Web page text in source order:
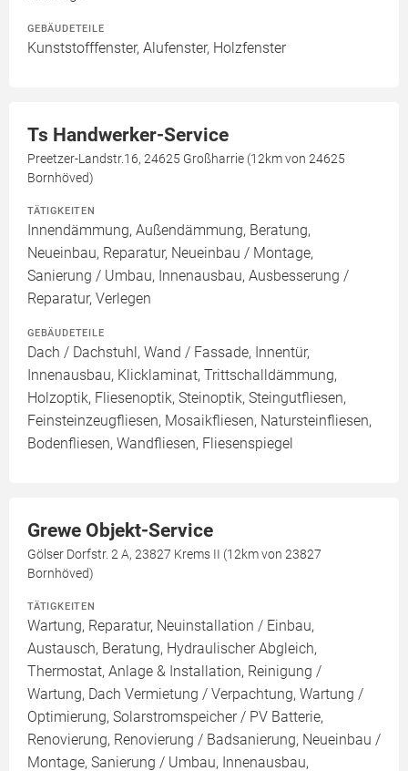
GEBÄUDETEILE
Kunststofffenster, Alufenster, Holzfenster
Ts Handwerker-Service
Preetzer-Landstr.16, 24625 Großharrie (12km von 24625
Bornhöved)
TÄTIGKEITEN
Innendämmung, Außendämmung, Beratung,
Neueinbau, Reparatur, Neueinbau / Montage,
Sanierung / Umbau, Innenausbau, Ausbesserung /
Reparatur, Verlegen
GEBÄUDETEILE
Dach / Dachstuhl, Wand / Fassade, Innentür,
Innenausbau, Klicklaminat, Trittschalldämmung,
Holzoptik, Fliesenoptik, Steinoptik, Steingutfliesen,
Feinsteinzeugfliesen, Mosaikfliesen, Natursteinfliesen,
Bodenfliesen, Wandfliesen, Fliesenspiegel
Grewe Objekt-Service
Gölser Dorfstr. 2 A, 23827 Krems II (12km von 23827
Bornhöved)
TÄTIGKEITEN
Wartung, Reparatur, Neuinstallation / Einbau,
Austausch, Beratung, Hydraulischer Abgleich,
Thermostat, Anlage & Installation, Reinigung /
Wartung, Dach Vermietung / Verpachtung, Wartung /
Optimierung, Solarstromspeicher / PV Batterie,
Renovierung, Renovierung / Badsanierung, Neueinbau /
Montage, Sanierung / Umbau, Innenausbau,